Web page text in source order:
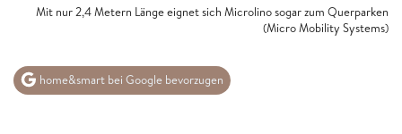
Mit nur 2,4 Metern Länge eignet sich Microlino sogar zum Querparken
(Micro Mobility Systems)
home&smart bei Google bevorzugen